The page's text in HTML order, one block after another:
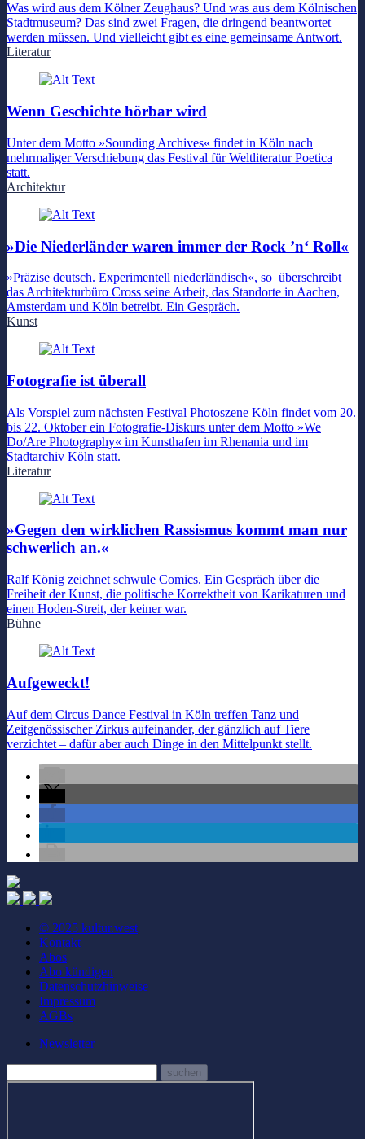
Was wird aus dem Kölner Zeughaus? Und was aus dem Kölnischen
Stadtmuseum? Das sind zwei Fragen, die dringend beantwortet
werden müssen. Und vielleicht gibt es eine gemeinsame Antwort.
Literatur
Wenn Geschichte hörbar wird
Unter dem Motto »Sounding Archives« findet in Köln nach
mehrmaliger Verschiebung das Festival für Weltliteratur Poetica
statt.
Architektur
»Die Niederländer waren immer der Rock ’n‘ Roll«
»Präzise deutsch. Experimentell niederländisch«, so überschreibt
das Architekturbüro Cross seine Arbeit, das Standorte in Aachen,
Amsterdam und Köln betreibt. Ein Gespräch.
Kunst
Fotografie ist überall
Als Vorspiel zum nächsten Festival Photoszene Köln findet vom 20.
bis 22. Oktober ein Fotografie-Diskurs unter dem Motto »We
Do/Are Photography« im Kunsthafen im Rhenania und im
Stadtarchiv Köln statt.
Literatur
»Gegen den wirklichen Rassismus kommt man nur
schwerlich an.«
Ralf König zeichnet schwule Comics. Ein Gespräch über die
Freiheit der Kunst, die politische Korrektheit von Karikaturen und
einen Hoden-Streit, der keiner war.
Bühne
Aufgeweckt!
Auf dem Circus Dance Festival in Köln treffen Tanz und
Zeitgenössischer Zirkus aufeinander, der gänzlich auf Tiere
verzichtet – dafür aber auch Dinge in den Mittelpunkt stellt.
© 2025 kultur.west
Kontakt
Abos
Abo kündigen
Datenschutzhinweise
Impressum
AGBs
Newsletter